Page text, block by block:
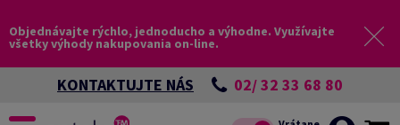
Objednávajte rýchlo, jednoducho a výhodne. Využívajte
všetky výhody nakupovania on-line.
KONTAKTUJTE NÁS 02/ 32 33 68 80